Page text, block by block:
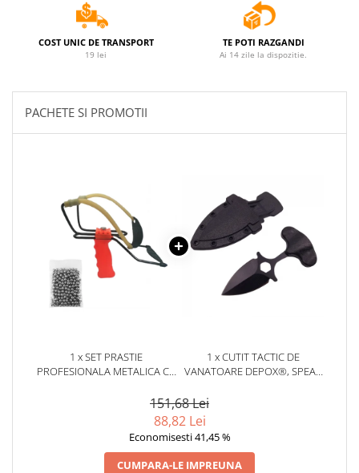
Jocuri de sah si table
Masti si costume adulti
Produse si dispozitive ajutatoare
Cutite & seturi de cutite
Accesorii gratar
Accesorii mese si scaune
Articole ambalare
Articole bucatarie
Articole Craciun
Corpuri de iluminat
Mori cereale si furaje
COST UNIC DE TRANSPORT
19 lei
TE POTI RAZGANDI
Ai 14 zile la dispozitie.
PACHETE SI PROMOTII
1 x SET PRASTIE
PROFESIONALA METALICA CU
BILE METALICE 10 MM, 20 CM,
1 x CUTIT TACTIC DE
VANATOARE DEPOX®, SPEAR
CU PRINDERE CUREA
151,68 Lei
88,82 Lei
Economisesti 41,45 %
CUMPARA-LE IMPREUNA